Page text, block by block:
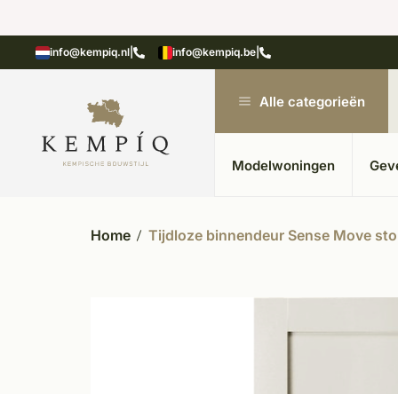
info@kempiq.nl info@kempiq.be
in kempische bouwstijl Meer dan 20 jaar
Alle categorieën
Modelwoningen
Home Tijdloze binnendeur Sense Move